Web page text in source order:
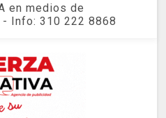
en medios de
Info: 310 222 8868